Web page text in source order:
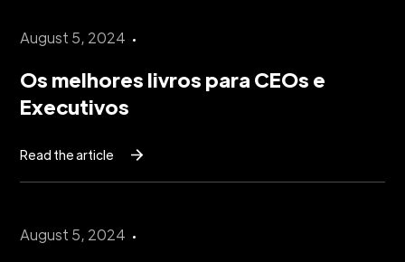
August 5, 2024
Os melhores livros para CEOs e
Executivos
Read the article
August 5, 2024